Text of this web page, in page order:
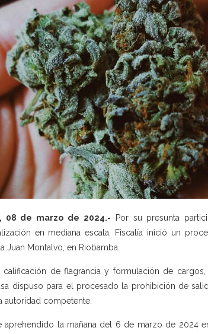
08 de marzo de 2024.- Por su presunta
en mediana escala, Fiscalía inició un
Juan Montalvo, en Riobamba.
de flagrancia y formulación de
dispuso para el procesado la prohibición de
autoridad competente.
aprehendido la mañana del 6 de marzo de 2024